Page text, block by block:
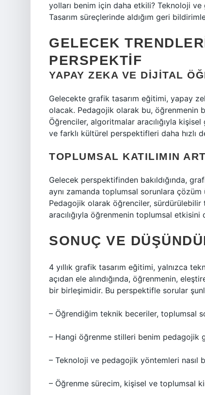
yolları benim için daha etkili? Teknoloji
Tasarım süreçlerinde aldığım geri
GELECEK
PERSPEKTIF
YAPAY ZEKA VE DIJITAL
Gelecekte grafik tasarım eğitimi, yapay
olacak. Pedagojik olarak bu, öğrenmenin
Öğrenciler, algoritmalar aracılığıyla
ve farklı kültürel perspektifleri daha hızlı
TOPLUMSAL KATILIMIN
Gelecek perspektifinden bakıldığında,
aynı zamanda toplumsal sorunlara
Pedagojik olarak öğrenciler, sürdürülebilir
aracılığıyla öğrenmenin toplumsal
SONUÇ VE
4 yıllık grafik tasarım eğitimi, yalnızca
açıdan ele alındığında, öğrenmenin,
bir birleşimidir. Bu perspektifle sorular
– Öğrendiğim teknik beceriler, toplumsal
– Hangi öğrenme stilleri benim pedagojik
– Teknoloji ve pedagojik yöntemleri nasıl
– Öğrenme sürecim, kişisel ve toplumsal